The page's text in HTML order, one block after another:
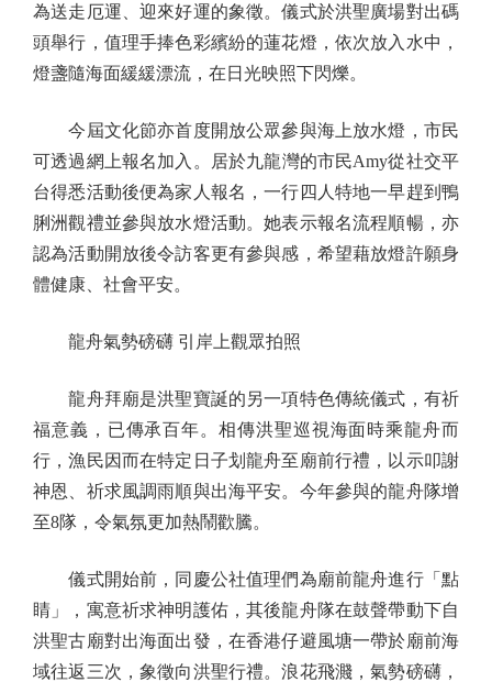
為送走厄運、迎來好運的象徵。儀式於洪聖廣場對出碼
頭舉行，值理手捧色彩繽紛的蓮花燈，依次放入水中，
燈盞隨海面緩緩漂流，在日光映照下閃爍。
今屆文化節亦首度開放公眾參與海上放水燈，市民
可透過網上報名加入。居於九龍灣的市民Amy從社交平
台得悉活動後便為家人報名，一行四人特地一早趕到鴨
脷洲觀禮並參與放水燈活動。她表示報名流程順暢，亦
認為活動開放後令訪客更有參與感，希望藉放燈許願身
體健康、社會平安。
龍舟氣勢磅礴 引岸上觀眾拍照
龍舟拜廟是洪聖寶誕的另一項特色傳統儀式，有祈
福意義，已傳承百年。相傳洪聖巡視海面時乘龍舟而
行，漁民因而在特定日子划龍舟至廟前行禮，以示叩謝
神恩、祈求風調雨順與出海平安。今年參與的龍舟隊增
至8隊，令氣氛更加熱鬧歡騰。
儀式開始前，同慶公社值理們為廟前龍舟進行「點
睛」，寓意祈求神明護佑，其後龍舟隊在鼓聲帶動下自
洪聖古廟對出海面出發，在香港仔避風塘一帶於廟前海
域往返三次，象徵向洪聖行禮。浪花飛濺，氣勢磅礴，